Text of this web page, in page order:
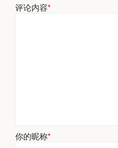
评论内容*
你的昵称*